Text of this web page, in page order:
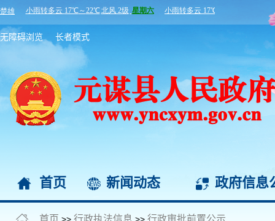
无障碍浏览 长者模式
首页 新闻动态 政府信息
首页 行政执法信息 行政审批前置公示